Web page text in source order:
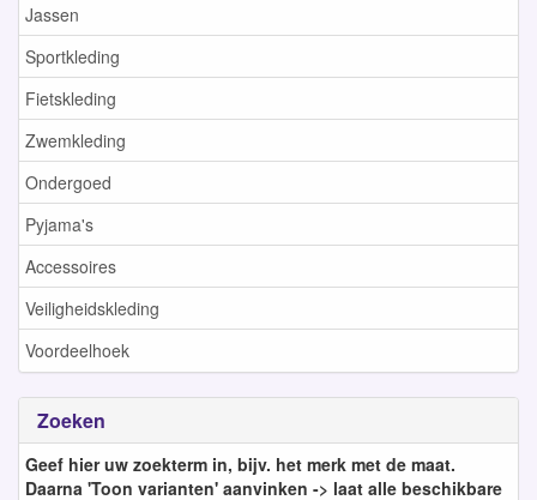
Jassen
Sportkleding
Fietskleding
Zwemkleding
Ondergoed
Pyjama's
Accessoires
Veiligheidskleding
Voordeelhoek
Zoeken
Geef hier uw zoekterm in, bijv. het merk met de maat.
Daarna 'Toon varianten' aanvinken -> laat alle beschikbare